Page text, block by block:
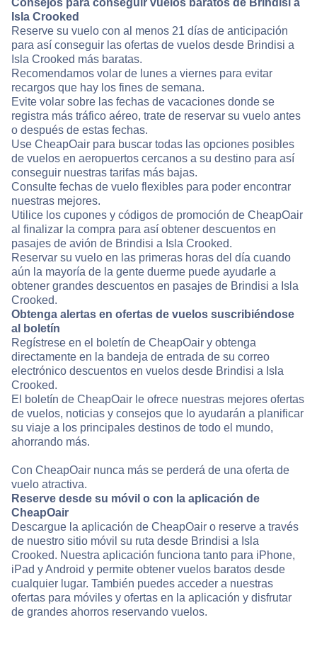
Consejos para conseguir vuelos baratos de Brindisi a
Isla Crooked
Reserve su vuelo con al menos 21 días de anticipación
para así conseguir las ofertas de vuelos desde Brindisi a
Isla Crooked más baratas.
Recomendamos volar de lunes a viernes para evitar
recargos que hay los fines de semana.
Evite volar sobre las fechas de vacaciones donde se
registra más tráfico aéreo, trate de reservar su vuelo antes
o después de estas fechas.
Use CheapOair para buscar todas las opciones posibles
de vuelos en aeropuertos cercanos a su destino para así
conseguir nuestras tarifas más bajas.
Consulte fechas de vuelo flexibles para poder encontrar
nuestras mejores.
Utilice los cupones y códigos de promoción de CheapOair
al finalizar la compra para así obtener descuentos en
pasajes de avión de Brindisi a Isla Crooked.
Reservar su vuelo en las primeras horas del día cuando
aún la mayoría de la gente duerme puede ayudarle a
obtener grandes descuentos en pasajes de Brindisi a Isla
Crooked.
Obtenga alertas en ofertas de vuelos suscribiéndose
al boletín
Regístrese en el boletín de CheapOair y obtenga
directamente en la bandeja de entrada de su correo
electrónico descuentos en vuelos desde Brindisi a Isla
Crooked.
El boletín de CheapOair le ofrece nuestras mejores ofertas
de vuelos, noticias y consejos que lo ayudarán a planificar
su viaje a los principales destinos de todo el mundo,
ahorrando más.
Con CheapOair nunca más se perderá de una oferta de
vuelo atractiva.
Reserve desde su móvil o con la aplicación de
CheapOair
Descargue la aplicación de CheapOair o reserve a través
de nuestro sitio móvil su ruta desde Brindisi a Isla
Crooked. Nuestra aplicación funciona tanto para iPhone,
iPad y Android y permite obtener vuelos baratos desde
cualquier lugar. También puedes acceder a nuestras
ofertas para móviles y ofertas en la aplicación y disfrutar
de grandes ahorros reservando vuelos.